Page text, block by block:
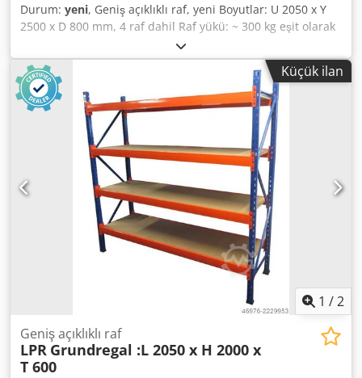
Durum: yeni, Geniş açıklıklı raf, yeni Boyutlar: U 2050 x Y
2500 x D 800 mm, 4 raf dahil Raf yükü: ~ 300 kg eşit olarak
dağıtılmış yük ile # - # - # - # - # - # - # - # - # - # - # - # - #
- # - # - # - # - # Aşağıdakilerden oluşan temel raf: 2x raf
sehpası, 800x2500mm demonte, çapraz ve diyagonal
destekler dahil, plastik ayak plakaları 8x 1950 mm
traversler, Sabitleme pimleri dahil 4x raflar yaklaşık
1940x745mm , kalınlık: 22-25 mm Dodpfx Akocfby Rjijck
Küçük ilan
1 /2
Geniş açıklıklı raf
LPR Grundregal :L 2050 x H 2000 x
T 600